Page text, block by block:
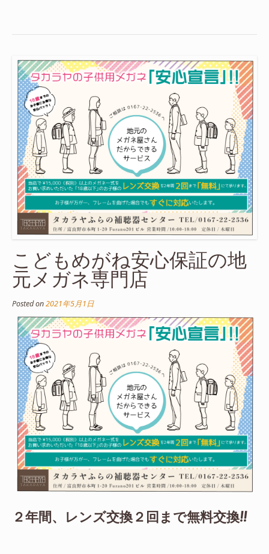
こどもめがね安心保証の地
元メガネ専門店
Posted on2021年5月1日
２年間、レンズ交換２回まで無料交換!!